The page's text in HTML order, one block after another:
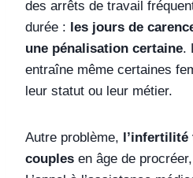
des arrêts de travail
durée : les jours de
une pénalisation certaine.
entraîne même certaines
leur statut ou leur métier.
Autre problème, l’infertilité
couples en âge de